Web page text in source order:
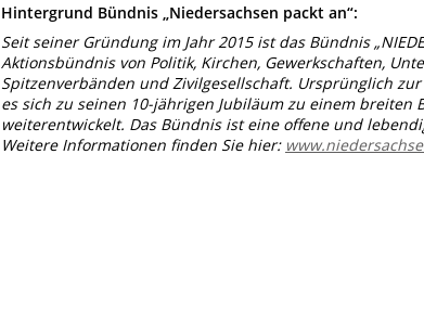
Hintergrund Bündnis „Niedersachsen packt an“:
Seit seiner Gründung im Jahr 2015 ist das Bündnis
Aktionsbündnis von Politik, Kirchen, Gewerkschaften,
Spitzenverbänden und Zivilgesellschaft. Ursprünglich
es sich zu seinen 10-jährigen Jubiläum zu einem
weiterentwickelt. Das Bündnis ist eine offene und
Weitere Informationen finden Sie hier: